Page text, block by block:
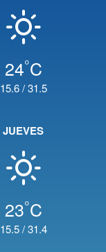
24°C
15.6/31.5
JUEVES
23°C
15.5/31.4